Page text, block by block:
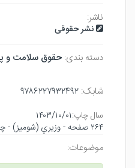
ناشر:
نشر حقوقی
دسته بندی: حقوق سلامت و
شابک: ۹۷۸۶۲۲۷۹۳۲۴۹۲
سال چاپ:۱۴۰۳/۱۰/۰۱
۲۶۴ صفحه - وزيري (شوميز) - چاپ ۱
موضوعات: